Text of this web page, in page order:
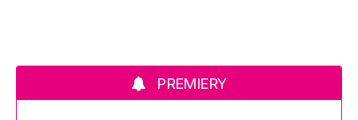
PREMIERY